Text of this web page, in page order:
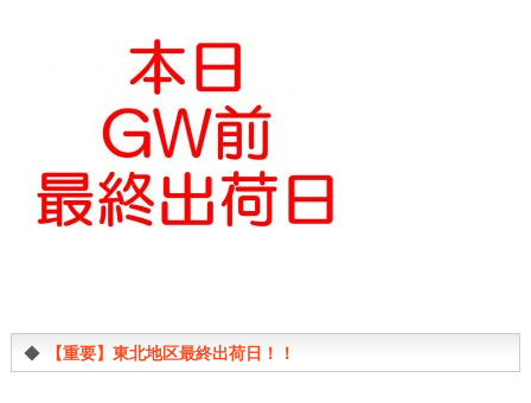
◆ 【重要】東北地区最終出荷日！！